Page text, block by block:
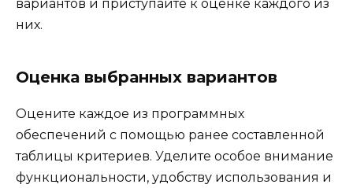
вариантов и приступайте к оценке каждого из
них.
Оценка выбранных вариантов
Оцените каждое из программных
обеспечений с помощью ранее составленной
таблицы критериев. Уделите особое внимание
функциональности, удобству использования и